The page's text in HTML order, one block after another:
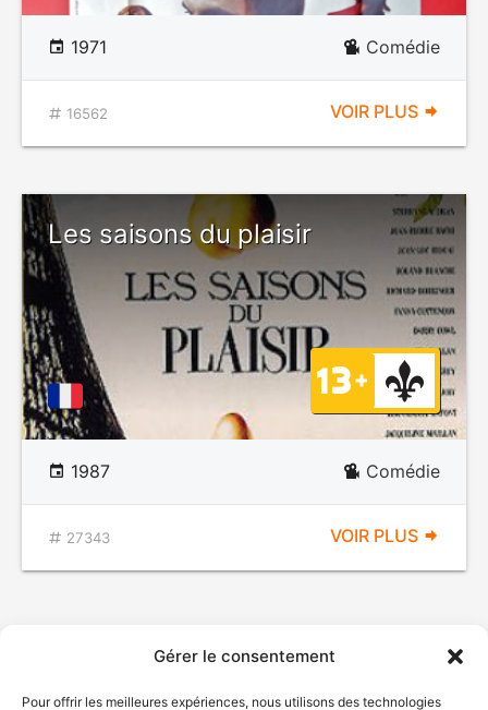
Gérer le consentement
Pour offrir les meilleures expériences, nous utilisons des technologies
1971 Comédie
16562 VOIR PLUS
Les saisons du plaisir
1987 Comédie
27343 VOIR PLUS